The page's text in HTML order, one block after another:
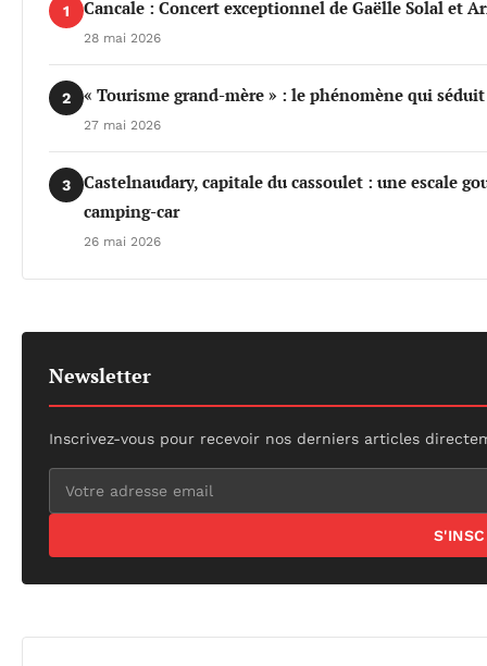
1 Cancale : Concert exceptionnel de Gaëlle Solal et
28 mai 2026
2 « Tourisme grand-mère » : le phénomène qui
27 mai 2026
3
Castelnaudary, capitale du cassoulet : une escale
camping-car
26 mai 2026
Newsletter
Inscrivez-vous pour recevoir nos derniers articles